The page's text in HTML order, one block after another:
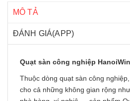
MÔ TẢ
ĐÁNH GIÁ(APP)
Quạt sàn công nghiệp
Thuộc dòng quạt sàn công nghiệp
cho cả những không gian rộng